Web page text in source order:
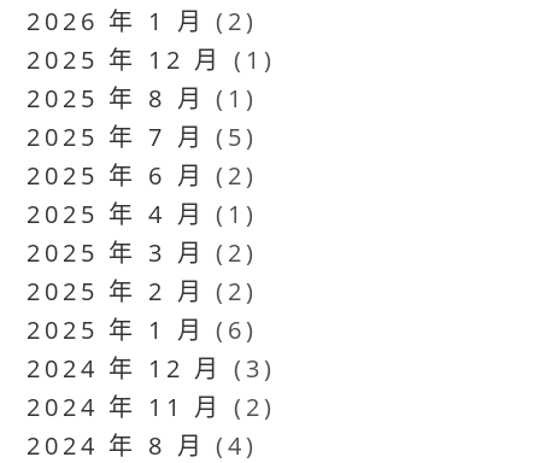
2026 年 1 月 (2)
2025 年 12 月 (1)
2025 年 8 月 (1)
2025 年 7 月 (5)
2025 年 6 月 (2)
2025 年 4 月 (1)
2025 年 3 月 (2)
2025 年 2 月 (2)
2025 年 1 月 (6)
2024 年 12 月 (3)
2024 年 11 月 (2)
2024 年 8 月 (4)